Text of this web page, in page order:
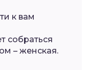
к вам
собраться
– женская.